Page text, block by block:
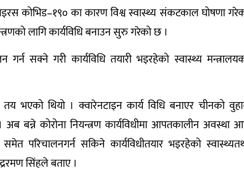
कोभिड–१९० का कारण विश्व स्वास्थ्य संकटकाल घोषणा
लागि कार्यविधि बनाउन सुरु गरेको छ ।
सक्ने गरी कार्यविधि तयारी भइरहेको स्वास्थ्य
तय भएको थियो । क्वारेनटाइन कार्य विधि बनाएर चीनको
अब बन्ने कोरोना नियन्त्रण कार्यविधीमा आपतकालीन अवस्था
परिचालनगर्न सकिने कार्यविधीतयार भइरहेको
सिंहले बताए ।